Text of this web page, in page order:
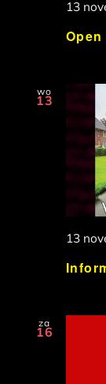
Open
13
wo
13
13
za
16